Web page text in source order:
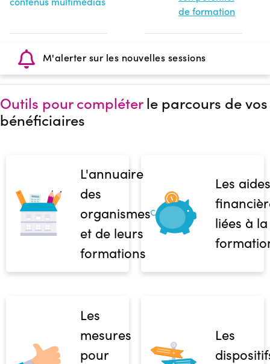
de formation
M'alerter sur les nouvelles sessions
Outils pour compléterle parcours de vos
bénéficiaires
L'annuaire
des
organismes
et de leurs
formations
Les aides
liées à la
Les
mesures
pour
Les